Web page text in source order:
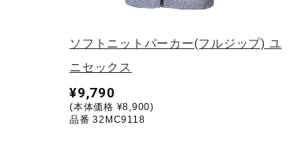
ソフトニットパーカー(フルジップ) ユ
ニセックス
¥9,790
(本体価格 ¥8,900)
品番 32MC9118